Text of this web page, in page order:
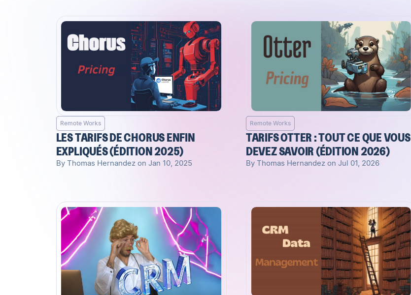
Remote Works
LES TARIFS DE CHORUS ENFIN
EXPLIQUÉS (ÉDITION 2025)
By Thomas Hernandez on Jan 10, 2025
Remote Works
TARIFS OTTER : TOUT CE QUE VOUS
DEVEZ SAVOIR (ÉDITION 2026)
By Thomas Hernandez on Jul 01, 2026